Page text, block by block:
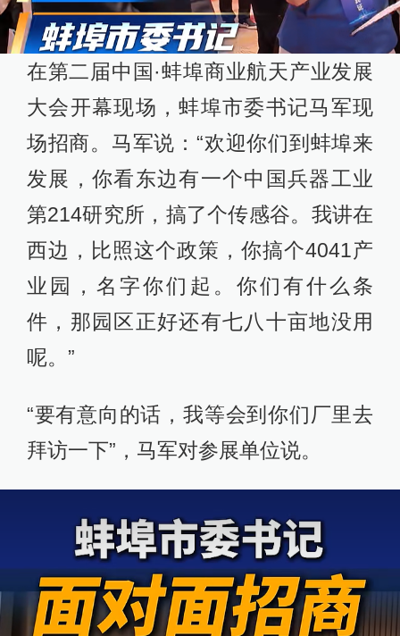
在第二届中国·蚌埠商业航天产业发展
大会开幕现场，蚌埠市委书记马军现
场招商。马军说：“欢迎你们到蚌埠来
发展，你看东边有一个中国兵器工业
第214研究所，搞了个传感谷。我讲在
西边，比照这个政策，你搞个4041产
业园，名字你们起。你们有什么条
件，那园区正好还有七八十亩地没用
呢。”
“要有意向的话，我等会到你们厂里去
拜访一下”，马军对参展单位说。